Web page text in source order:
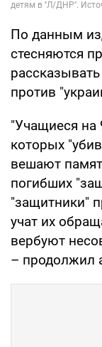
По данным
стесняются
против
"Учащиеся на
которых
вешают
погибших
"защитники"
учат их
вербуют
– продолжил